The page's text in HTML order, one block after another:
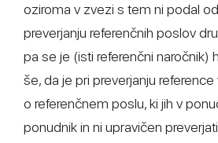
oziroma v zvezi s tem ni podal
preverjanju referenčnih poslov
pa se je (isti referenčni naročnik)
še, da je pri preverjanju
o referenčnem poslu, ki jih v
ponudnik in ni upravičen